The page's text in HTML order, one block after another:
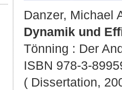
Danzer, Michael
Dynamik und
Tönning : Der
ISBN 978-3-
( Dissertation,